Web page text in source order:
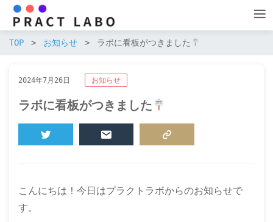
TOP お知らせ ラボに看板がつきました
2024年7月26日 お知らせ
ラボに看板がつきました
こんにちは！今日はプラクトラボからのお知らせで
す。